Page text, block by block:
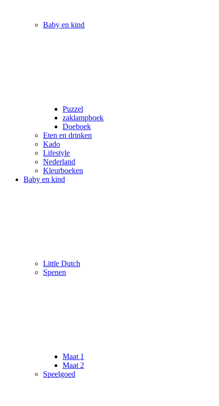
Baby en kind
Puzzel
zaklampboek
Doeboek
Eten en drinken
Kado
Lifestyle
Nederland
Kleurboeken
Baby en kind
Little Dutch
Spenen
Maat 1
Maat 2
Speelgoed